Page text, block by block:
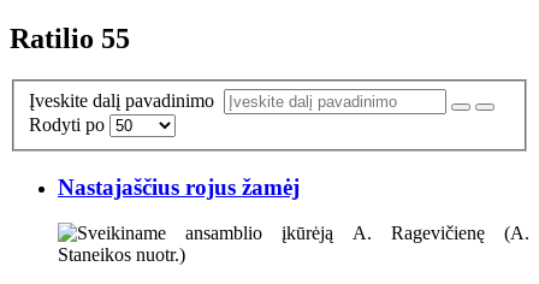
Ratilio 55
Įveskite dalį pavadinimo
Rodyti po
Nastajaščius rojus žamėj